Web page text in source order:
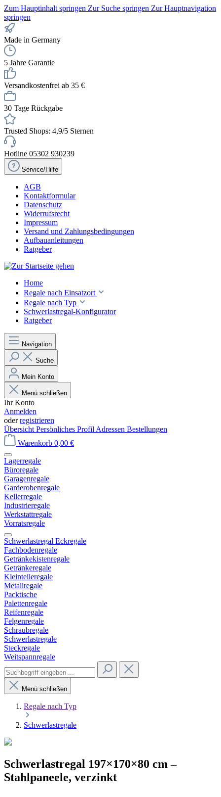
Zum Hauptinhalt springen Zur Suche springen Zur Hauptnavigation
springen
Made in Germany
5 Jahre Garantie
Versandkostenfrei ab 35 €
30 Tage Rückgabe
Trusted Shops: 4,9/5 Sternen
Hotline 05302 930239
Service/Hilfe
AGB
Kontaktformular
Datenschutz
Widerrufsrecht
Impressum
Versand und Zahlungsbedingungen
Aufbauanleitungen
Ratgeber
Home
Regale nach Einsatzort
Regale nach Typ
Schwerlastregal-Konfigurator
Ratgeber
Navigation
Suche
Mein Konto
Menü schließen
Ihr Konto
Anmelden
oderregistrieren
Übersicht Persönliches Profil Adressen Bestellungen
Warenkorb 0,00 €
Lagerregale
Büroregale
Garagenregale
Garderobenregale
Kellerregale
Industrieregale
Werkstattregale
Vorratsregale
Schwerlastregal Eckregale
Fachbodenregale
Getränkekistenregale
Getränkeregale
Kleinteileregale
Metallregale
Packtische
Palettenregale
Reifenregale
Felgenregale
Schraubregale
Schwerlastregale
Steckregale
Weitspannregale
Menü schließen
Regale nach Typ
Schwerlastregale
Schwerlastregal 197×170×80 cm –
Stahlpaneele, verzinkt